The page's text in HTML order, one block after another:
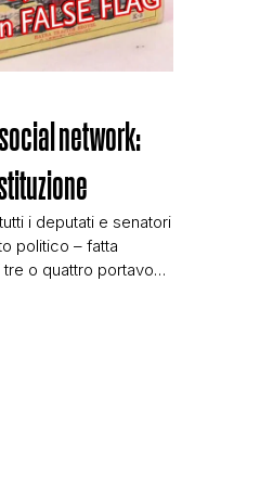
network:
i deputati e senatori
politico – fatta
o quattro portavoce
ai talk show